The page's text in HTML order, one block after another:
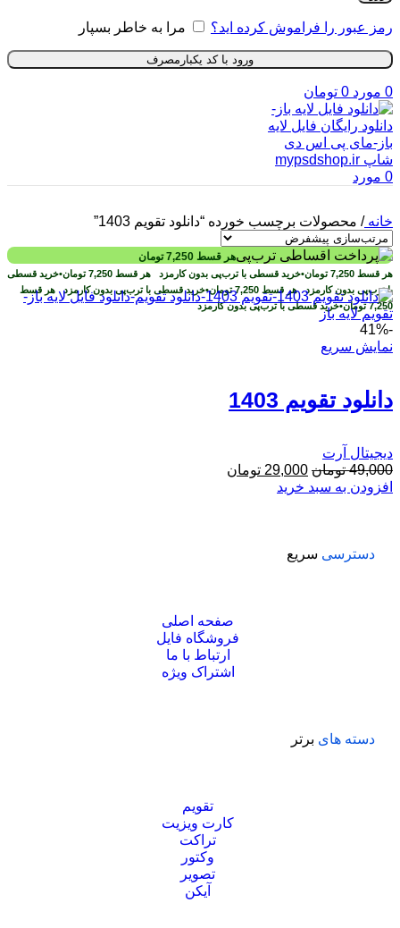
رمز عبور را فراموش کرده اید؟ مرا به خاطر بسپار
ورود با کد یکبارمصرف
0 مورد 0 تومان
0 مورد
خانه/ محصولات برچسب خورده “دانلود تقویم 1403”
هر قسط 7,250 تومان
هر قسط 7,250 تومان•خرید قسطی با ترب‌پی بدون کارمزد هر قسط 7,250 تومان•خرید قسطی
با ترب‌پی بدون کارمزدهر قسط 7,250 تومان•خرید قسطی با ترب‌پی بدون کارمزد هر قسط
7,250 تومان•خرید قسطی با ترب‌پی بدون کارمزد
-41%
نمایش سریع
دانلود تقویم 1403
دیجیتال آرت
49,000 تومان 29,000 تومان
افزودن به سبد خرید
دسترسی سریع
صفحه اصلی
فروشگاه فایل
ارتباط با ما
اشتراک ویژه
دسته های برتر
تقویم
کارت ویزیت
تراکت
وکتور
تصویر
آیکن